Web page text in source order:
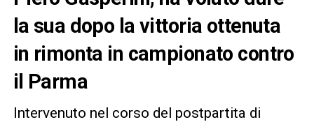
la sua dopo la vittoria ottenuta
in rimonta in campionato contro
il Parma
Intervenuto nel corso del postpartita di